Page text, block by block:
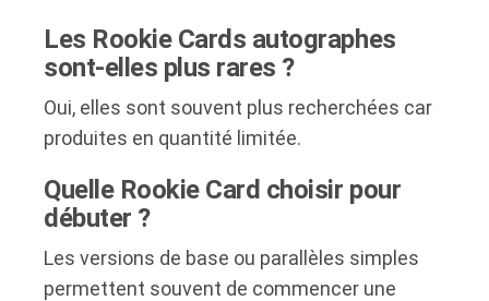
Les Rookie Cards autographes
sont-elles plus rares ?
Oui, elles sont souvent plus recherchées car
produites en quantité limitée.
Quelle Rookie Card choisir pour
débuter ?
Les versions de base ou parallèles simples
permettent souvent de commencer une